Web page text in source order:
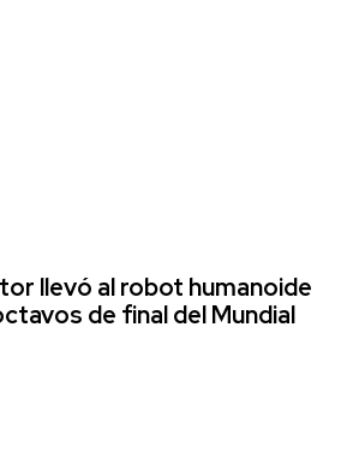
llevó al robot humanoide
de final del Mundial